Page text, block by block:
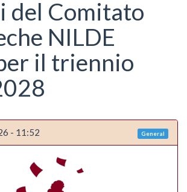
del Comitato
NILDE
il triennio
- 11:52 General